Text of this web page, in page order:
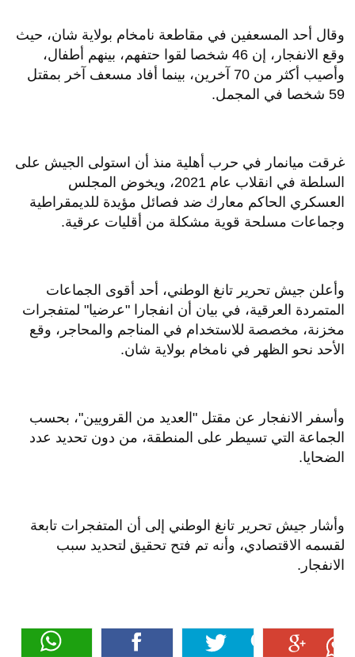
وقال أحد المسعفين في مقاطعة نامخام بولاية شان، حيث
وقع الانفجار، إن 46 شخصا لقوا حتفهم، بينهم أطفال،
وأصيب أكثر من 70 آخرين، بينما أفاد مسعف آخر بمقتل
59 شخصا في المجمل.
غرقت ميانمار في حرب أهلية منذ أن استولى الجيش على
السلطة في انقلاب عام 2021، ويخوض المجلس
العسكري الحاكم معارك ضد فصائل مؤيدة للديمقراطية
وجماعات مسلحة قوية مشكلة من أقليات عرقية.
وأعلن جيش تحرير تانغ الوطني، أحد أقوى الجماعات
المتمردة العرقية، في بيان أن انفجارا "عرضيا" لمتفجرات
مخزنة، مخصصة للاستخدام في المناجم والمحاجر، وقع
الأحد نحو الظهر في نامخام بولاية شان.
وأسفر الانفجار عن مقتل "العديد من القرويين"، بحسب
الجماعة التي تسيطر على المنطقة، من دون تحديد عدد
الضحايا.
وأشار جيش تحرير تانغ الوطني إلى أن المتفجرات تابعة
لقسمه الاقتصادي، وأنه تم فتح تحقيق لتحديد سبب
الانفجار.